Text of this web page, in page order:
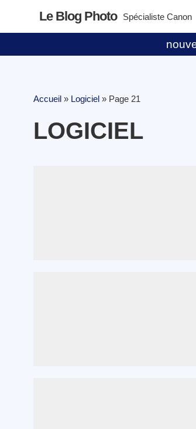
Le Blog Photo Spécialiste Canon
Accueil » Logiciel » Page 21
LOGICIEL